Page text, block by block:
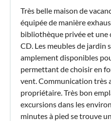
Très belle maison de
équipée de manière
bibliothèque privée et une
CD. Les meubles de jardin
amplement disponibles
permettant de choisir en
vent. Communication très
propriétaire. Très bon
excursions dans les
minutes à pied se trouve